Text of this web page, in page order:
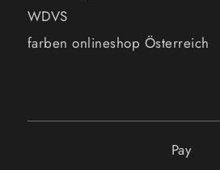
WDVS
farben onlineshop Österreich
Pay